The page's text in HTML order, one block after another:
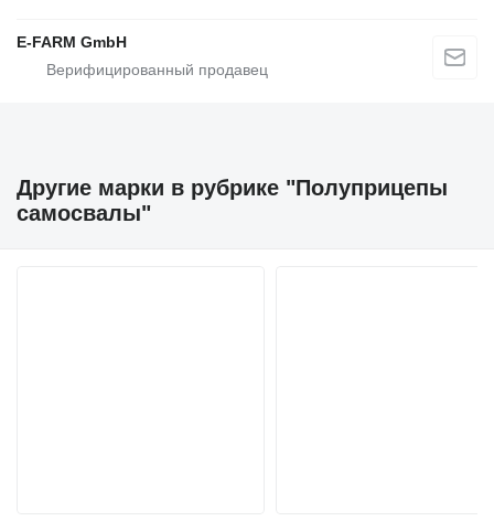
E-FARM GmbH
Другие марки в рубрике "Полуприцепы
самосвалы"